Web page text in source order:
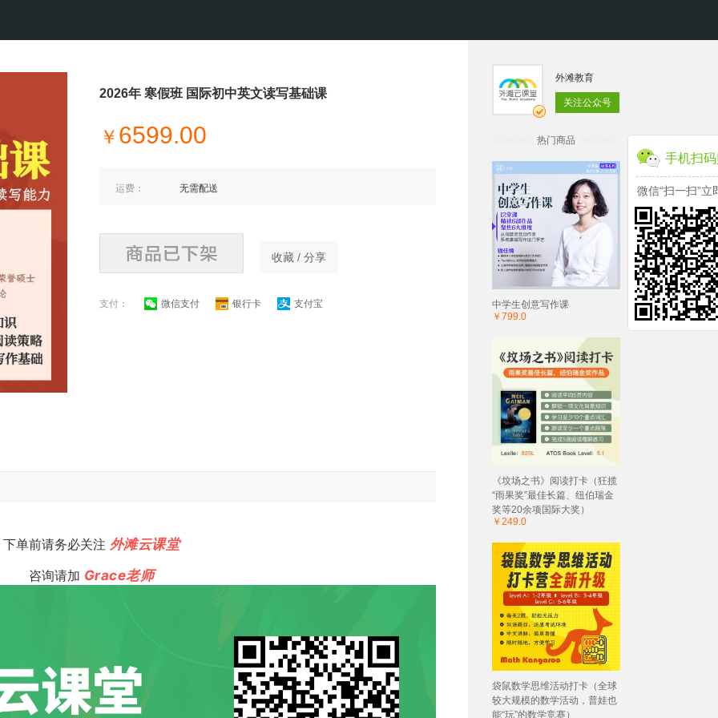
2026年 寒假班 国际初中英文读写基础课
￥ 6599.00
运费： 无需配送
收藏 / 分享
支付： 微信支付 银行卡 支付宝
下单前请务必关注 外滩云课堂
咨询请加 Grace老师
外滩教育
关注公众号
热门商品
中学生创意写作课
￥799.0
《坟场之书》阅读打卡（狂揽
“雨果奖”最佳长篇、纽伯瑞金
奖等20余项国际大奖）
￥249.0
袋鼠数学思维活动打卡（全球
较大规模的数学活动，普娃也
能“玩”的数学竞赛）
手机扫
微信“扫一扫”立